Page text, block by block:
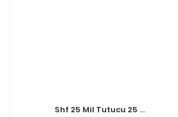
Shf 25 Mil Tutucu 25 ...